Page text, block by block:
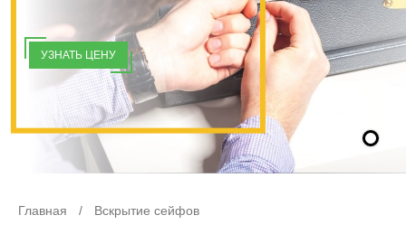
УЗНАТЬ ЦЕНУ
Главная / Вскрытие сейфов